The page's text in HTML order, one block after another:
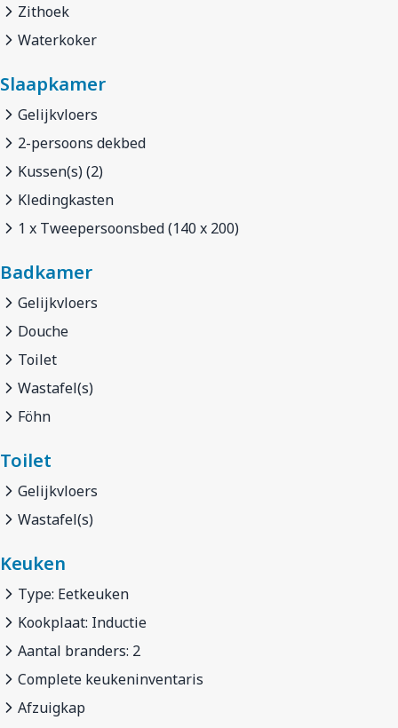
Zithoek
Waterkoker
Slaapkamer
Gelijkvloers
2-persoons dekbed
Kussen(s) (2)
Kledingkasten
1 x Tweepersoonsbed (140 x 200)
Badkamer
Gelijkvloers
Douche
Toilet
Wastafel(s)
Föhn
Toilet
Gelijkvloers
Wastafel(s)
Keuken
Type: Eetkeuken
Kookplaat: Inductie
Aantal branders: 2
Complete keukeninventaris
Afzuigkap